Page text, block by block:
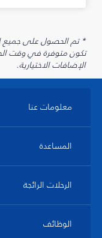
تكون متوفرة في وقت
الإضافات الاختيارية.
معلومات عنا
المساعدة
الرحلات الرائجة
الوظائف